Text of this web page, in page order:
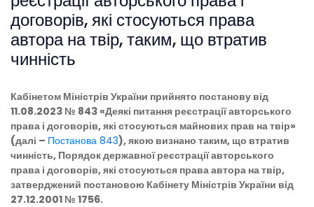
договорів, які стосуються права
автора на твір, таким, що втратив
чинність
Кабінетом Міністрів України прийнято постанову від
11.08.2023 № 843 «Деякі питання реєстрації авторського
права і договорів, які стосуються майнових прав на твір»
(далі – Постанова 843), якою визнано таким, що втратив
чинність, Порядок державної реєстрації авторського
права і договорів, які стосуються права автора на твір,
затверджений постановою Кабінету Міністрів України від
27.12.2001 № 1756.